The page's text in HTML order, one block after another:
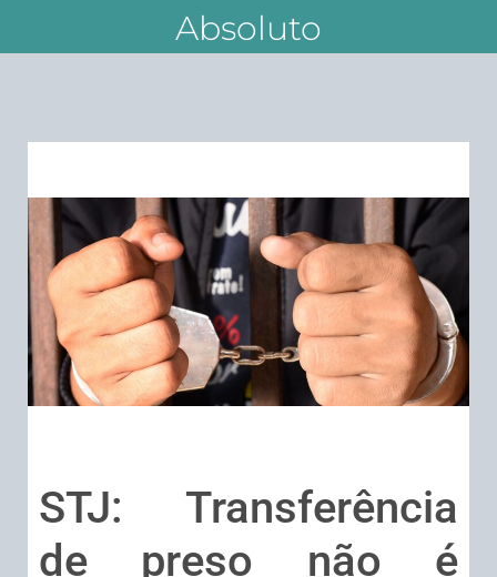
Absoluto
STJ: Transferência
de preso não é